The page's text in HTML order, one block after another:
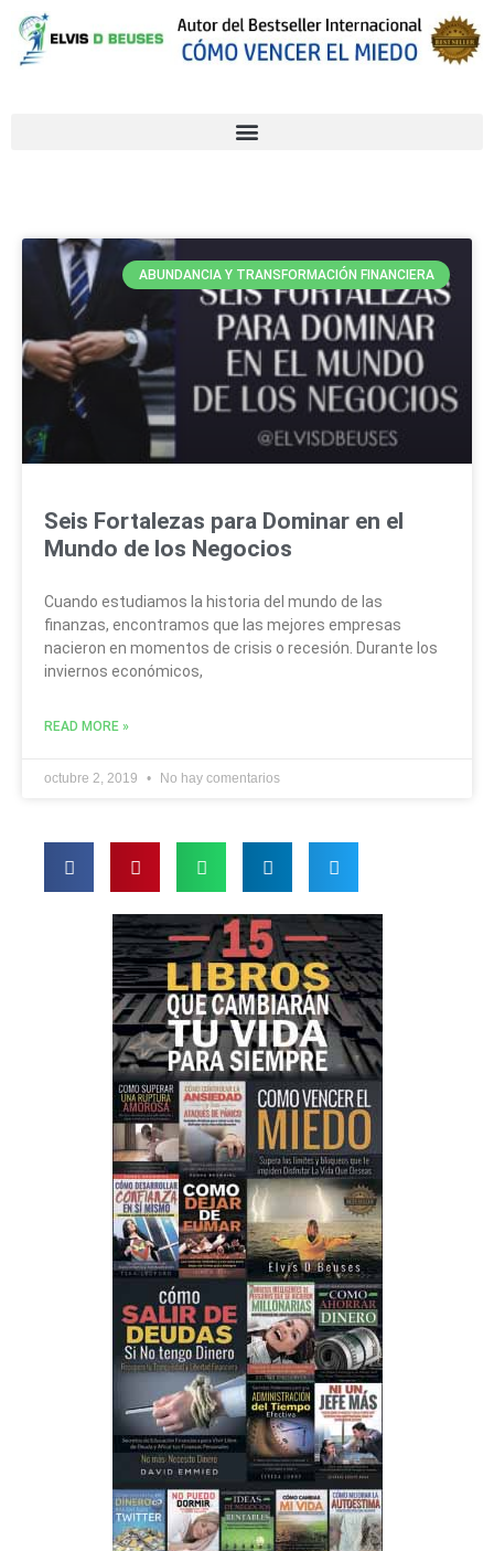
ABUNDANCIA Y TRANSFORMACIÓN FINANCIERA
Seis Fortalezas para Dominar en el
Mundo de los Negocios
Cuando estudiamos la historia del mundo de las
finanzas, encontramos que las mejores empresas
nacieron en momentos de crisis o recesión. Durante los
inviernos económicos,
READ MORE »
octubre 2, 2019 No hay comentarios